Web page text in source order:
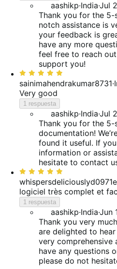
aashikp·India·Jul
Thank you for the
notch assistance is
your feedback is
have any more
feel free to reach out
support you!
Valoración:
5
de
sainimahendrakumar8731·
Very good
1 respuesta
aashikp·India·Jul
Thank you for the
documentation!
found it useful. If
information or
hesitate to contact
Valoración:
5
de
logiciel très complet et
1 respuesta
aashikp·India·Jun
Thank you very
are delighted to
very comprehensive
have any questions
please do not